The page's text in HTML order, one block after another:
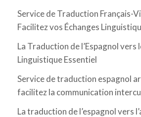
Service de Traduction Français-
Facilitez vos Échanges
La Traduction de l’Espagnol vers
Linguistique Essentiel
Service de traduction espagnol
facilitez la communication
La traduction de l’espagnol vers